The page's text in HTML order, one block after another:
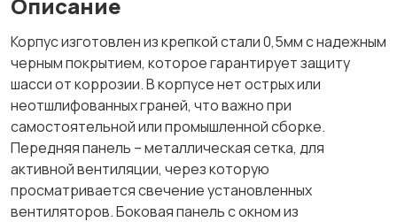
Корпус изготовлен из крепкой стали 0,5мм с надежным
черным покрытием, которое гарантирует защиту
шасси от коррозии. В корпусе нет острых или
неотшлифованных граней, что важно при
самостоятельной или промышленной сборке.
Передняя панель – металлическая сетка, для
активной вентиляции, через которую
просматривается свечение установленных
вентиляторов. Боковая панель с окном из